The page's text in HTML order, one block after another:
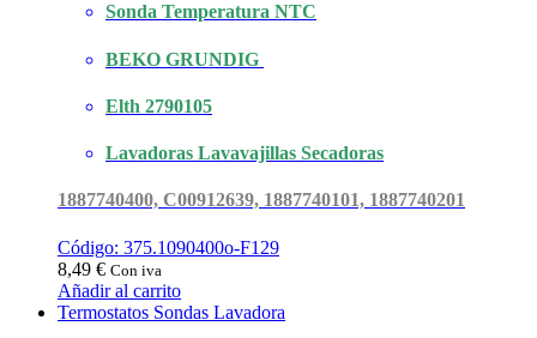
Sonda Temperatura NTC
BEKO GRUNDIG
Elth 2790105
Lavadoras Lavavajillas Secadoras
1887740400, C00912639, 1887740101, 1887740201
Código: 375.1090400o-F129
8,49 € Con iva
Añadir al carrito
Termostatos Sondas Lavadora